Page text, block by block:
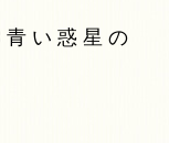
い惑星の